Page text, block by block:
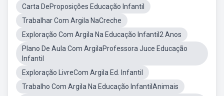
Carta DeProposições Educação Infantil
Trabalhar Com Argila NaCreche
Exploração Com Argila Na Educação Infantil2 Anos
Plano De Aula Com ArgilaProfessora Juce Educação
Infantil
Exploração LivreCom Argila Ed. Infantil
Trabalho Com Argila Na Educação InfantilAnimais